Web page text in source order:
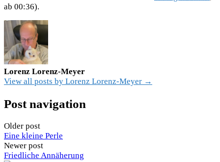
ab 00:36).
Lorenz Lorenz-Meyer
View all posts by Lorenz Lorenz-Meyer →
Post navigation
Older post
Eine kleine Perle
Newer post
Friedliche Annäherung